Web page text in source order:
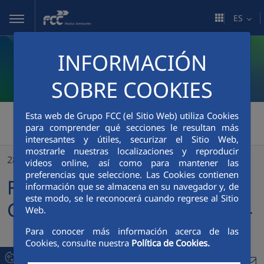
Saltar al contenido principal
INFORMACIÓN
SOBRE COOKIES
Esta web de Grupo FCC (el Sitio Web) utiliza Cookies
para comprender qué secciones le resultan más
interesantes y útiles, securizar el Sitio Web,
mostrarle nuestras localizaciones y reproducir
videos online, así como para mantener las
preferencias que seleccione. Las Cookies contienen
información que se almacena en su navegador y, de
este modo, se le reconocerá cuando regrese al Sitio
Web.
Para conocer más información acerca de las
Cookies, consulte nuestra Política de Cookies.
ES
FCC Medio Ambiente >
FCC celebra su Junta General de Accionistas 2024
28/06/2024
FCC celebra su Junta
General de Accionistas 2024
Compartir en
Compartir en
Compartir